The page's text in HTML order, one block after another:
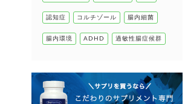
認知症 コルチゾール 腸内細菌
腸内環境 ADHD 過敏性腸症候群